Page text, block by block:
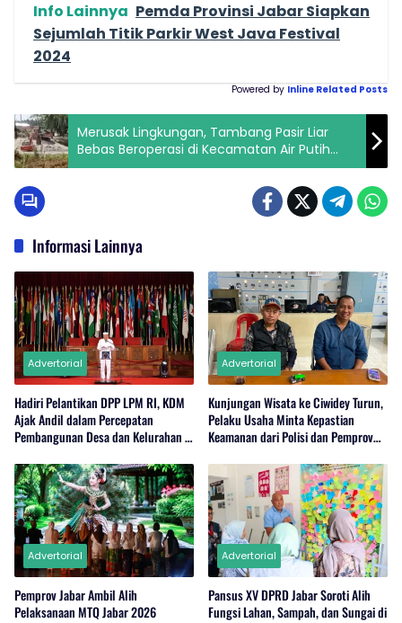
Info Lainnya Pemda Provinsi Jabar Siapkan
Sejumlah Titik Parkir West Java Festival
2024
Powered by Inline Related Posts
Merusak Lingkungan, Tambang Pasir Liar
Bebas Beroperasi di Kecamatan Air Putih
Batu Bara.
Informasi Lainnya
Advertorial
Hadiri Pelantikan DPP LPM RI, KDM
Ajak Andil dalam Percepatan
Pembangunan Desa dan Kelurahan di
Advertorial
Kunjungan Wisata ke Ciwidey Turun,
Pelaku Usaha Minta Kepastian
Keamanan dari Polisi dan Pemprov
Advertorial
Pemprov Jabar Ambil Alih
Pelaksanaan MTQ Jabar 2026
Advertorial
Pansus XV DPRD Jabar Soroti Alih
Fungsi Lahan, Sampah, dan Sungai di